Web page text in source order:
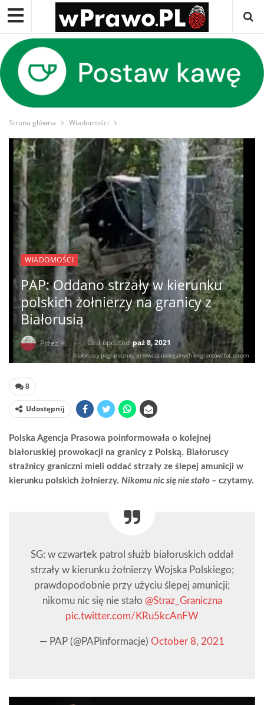
Strona główna Wiadomości
WIADOMOŚCI
PAP: Oddano strzały w kierunku
polskich żołnierzy na granicy z
Białorusią
Przez % Last updatedpaź 8, 2021
białoruscy pogranicznicy przewożą nielegalnych imigrantów/ fot. screen
8
Udostępnij
Polska Agencja Prasowa poinformowała o kolejnej
białoruskiej prowokacji na granicy z Polską. Białoruscy
strażnicy graniczni mieli oddać strzały ze ślepej amunicji w
kierunku polskich żołnierzy. Nikomu nic się nie stało – czytamy.
SG: w czwartek patrol służb białoruskich oddał
strzały w kierunku żołnierzy Wojska Polskiego;
prawdopodobnie przy użyciu ślepej amunicji;
nikomu nic się nie stało @Straz_Graniczna
pic.twitter.com/KRu5kcAnFW
— PAP (@PAPinformacje) October 8, 2021